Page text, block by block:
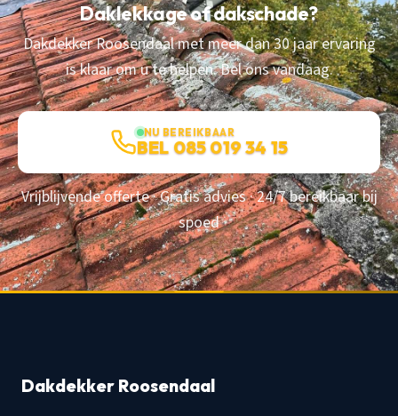
Daklekkage of dakschade?
Dakdekker Roosendaal met meer dan 30 jaar ervaring
is klaar om u te helpen. Bel ons vandaag.
NU BEREIKBAAR
BEL 085 019 34 15
Vrijblijvende offerte · Gratis advies · 24/7 bereikbaar bij
spoed
Dakdekker Roosendaal